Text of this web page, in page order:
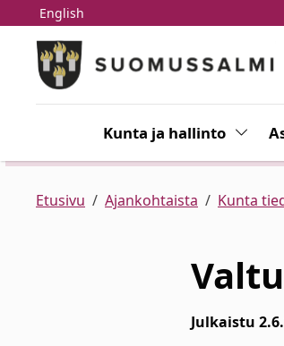
Siirry pääsisältöön
Siirry
English
Kunta ja hallinto
Etusivu Ajankohtaista Kunta
Julkaistu